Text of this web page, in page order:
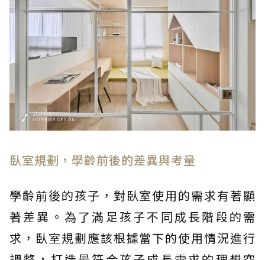
臥室規劃，學齡前後的差異與考量
學齡前後的孩子，對臥室使用的需求有著顯
著差異。為了滿足孩子不同成長階段的需
求，臥室規劃應該根據當下的使用情況進行